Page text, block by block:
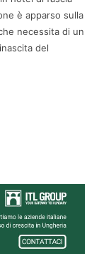
è apparso sulla
necessita di un
del